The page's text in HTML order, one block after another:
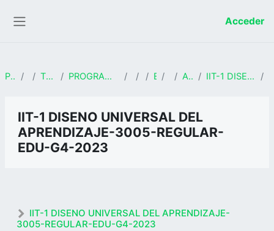
Acceder
Página Principal Cursos
TRAYECTORIA PROFESIONAL PROGRAMA DE VALIDACIÓN DE CONOCIMIENTOS Y EJERCICIO PROFESIONAL FCSHE
2023EDUCACIÓN GRUPO 4 APROBACION REGULAR IIT-1 DISENO UNIVERSAL DEL APRENDIZAJE-3005-REGULAR-EDU-G4-2023
IIT-1 DISENO UNIVERSAL DEL
APRENDIZAJE-3005-REGULAR-
EDU-G4-2023
IIT-1 DISENO UNIVERSAL DEL APRENDIZAJE-
3005-REGULAR-EDU-G4-2023
MARGARITA DEL PILAR LUQUE ESPINOZA DE
LOS MONTEROS